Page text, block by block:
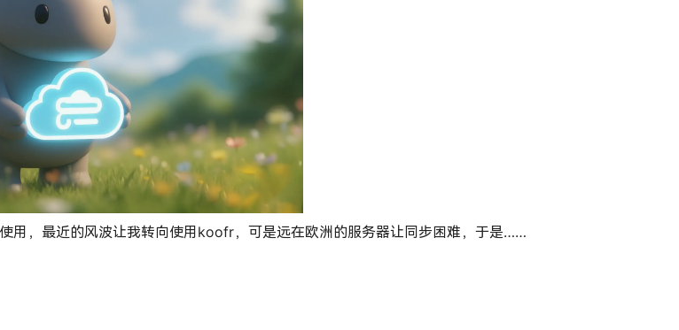
用，最近的风波让我转向使用koofr，可是远在欧洲的服务器让同步困难，于是……